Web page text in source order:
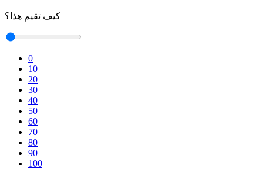
كيف تقيم هذا؟
0
10
20
30
40
50
60
70
80
90
100